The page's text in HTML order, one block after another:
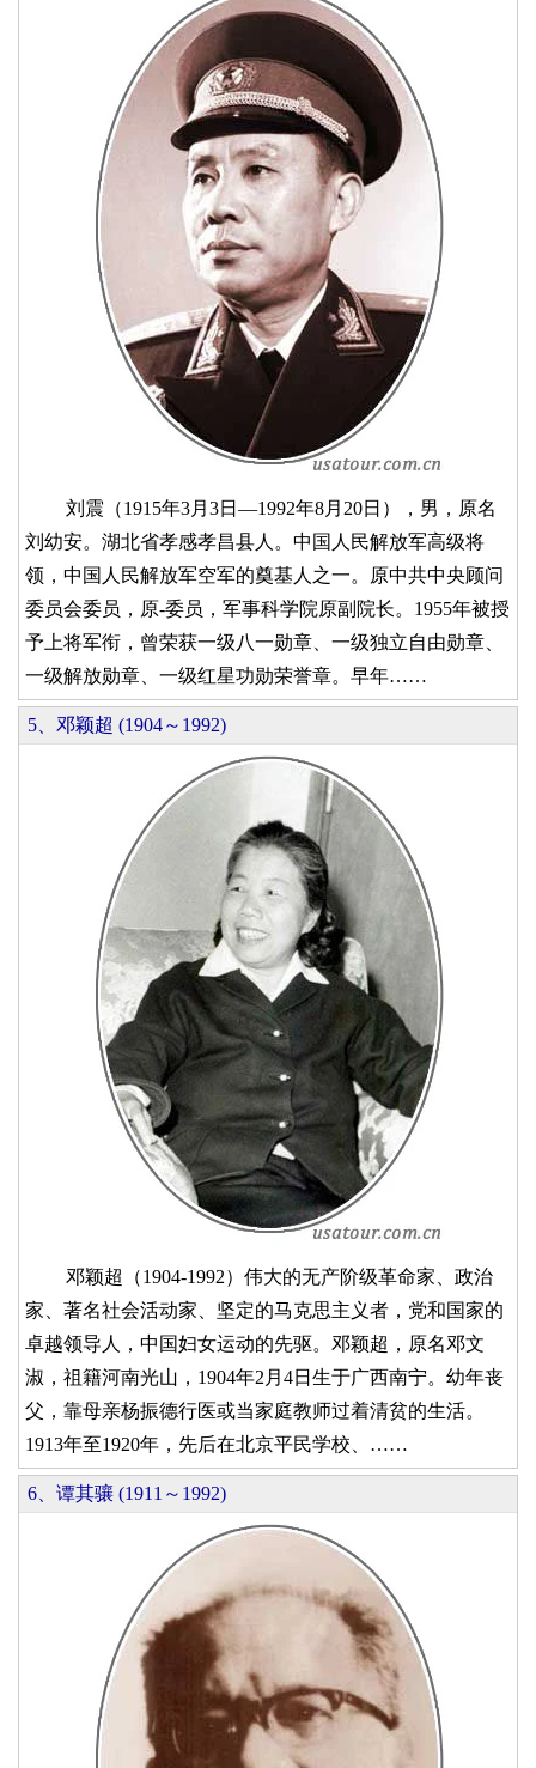
刘震（1915年3月3日—1992年8月20日），男，原名
刘幼安。湖北省孝感孝昌县人。中国人民解放军高级将
领，中国人民解放军空军的奠基人之一。原中共中央顾问
委员会委员，原-委员，军事科学院原副院长。1955年被授
予上将军衔，曾荣获一级八一勋章、一级独立自由勋章、
一级解放勋章、一级红星功勋荣誉章。早年……
5、邓颖超 (1904～1992)
邓颖超（1904-1992）伟大的无产阶级革命家、政治
家、著名社会活动家、坚定的马克思主义者，党和国家的
卓越领导人，中国妇女运动的先驱。邓颖超，原名邓文
淑，祖籍河南光山，1904年2月4日生于广西南宁。幼年丧
父，靠母亲杨振德行医或当家庭教师过着清贫的生活。
1913年至1920年，先后在北京平民学校、……
6、谭其骧 (1911～1992)